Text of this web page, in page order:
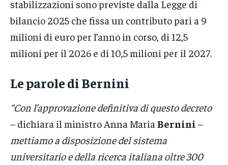
stabilizzazioni sono previste dalla Legge di
bilancio 2025 che fissa un contributo pari a 9
milioni di euro per l’anno in corso, di 12,5
milioni per il 2026 e di 10,5 milioni per il 2027.
Le parole di Bernini
“Con l’approvazione definitiva di questo decreto
– dichiara il ministro Anna Maria Bernini –
mettiamo a disposizione del sistema
universitario e della ricerca italiana oltre 300